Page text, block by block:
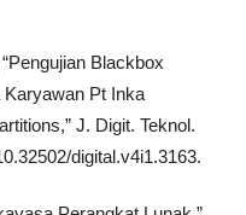
Blackbox
Pt Inka
J. Digit. Teknol.
digital.v4i1.3163.